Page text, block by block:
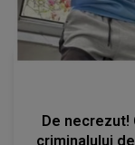
De necrezut!
criminalului